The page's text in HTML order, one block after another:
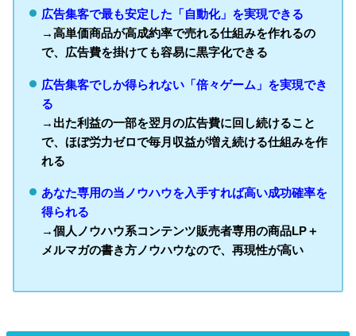
広告集客で最も安定した「自動化」を実現できる
→高単価商品が高成約率で売れる仕組みを作れるの
で、広告費を掛けても容易に黒字化できる
広告集客でしか得られない「倍々ゲーム」を実現でき
る
→出た利益の一部を翌月の広告費に回し続けること
で、ほぼ労力ゼロで毎月収益が増え続ける仕組みを作
れる
あなた専用の当ノウハウを入手すれば高い成功確率を
得られる
→個人ノウハウ系コンテンツ販売者専用の商品LP＋
メルマガの書き方ノウハウなので、再現性が高い